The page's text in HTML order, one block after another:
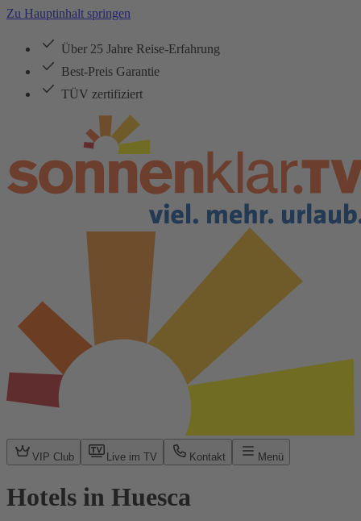
Zu Hauptinhalt springen
Über 25 Jahre Reise-Erfahrung
Best-Preis Garantie
TÜV zertifiziert
VIP Club Live im TV Kontakt Menü
Hotels in Huesca